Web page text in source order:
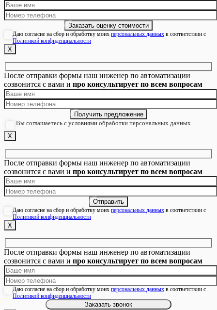
Даю согласие на сбор и обработку моих персональных данных в соответствии с
Политикой конфиденциальности
Х
После отправки формы наш инженер по автоматизации
созвонится с вами и про консультирует по всем вопросам
Вы соглашаетесь с условиями обработки персональных данных
Х
После отправки формы наш инженер по автоматизации
созвонится с вами и про консультирует по всем вопросам
Даю согласие на сбор и обработку моих персональных данных в соответствии с
Политикой конфиденциальности
Х
После отправки формы наш инженер по автоматизации
созвонится с вами и про консультирует по всем вопросам
Даю согласие на сбор и обработку моих персональных данных в соответствии с
Политикой конфиденциальности